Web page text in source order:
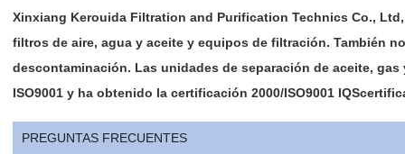
Xinxiang Kerouida Filtration and Purification Technics Co.,
filtros de aire, agua y aceite y equipos de filtración. También
descontaminación. Las unidades de separación de aceite,
ISO9001 y ha obtenido la certificación 2000/ISO9001
PREGUNTAS FRECUENTES